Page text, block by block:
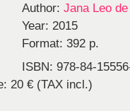
Author: Jana Leo
Year: 2015
Format: 392 p.
ISBN: 978-84-
20 € (TAX incl.)